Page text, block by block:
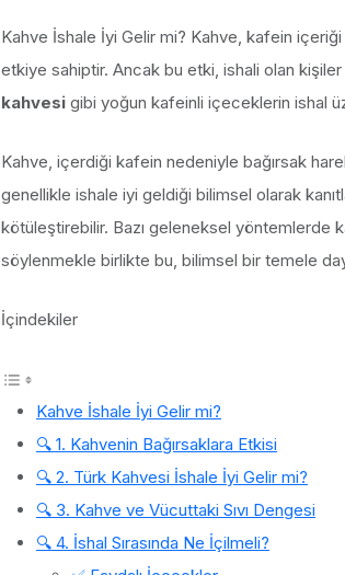
Kahve İshale İyi Gelir mi? Kahve, kafein
etkiye sahiptir. Ancak bu etki, ishali olan kişiler
kahvesi gibi yoğun kafeinli içeceklerin ishal
Kahve, içerdiği kafein nedeniyle bağırsak
genellikle ishale iyi geldiği bilimsel olarak
kötüleştirebilir. Bazı geleneksel yöntemlerde
söylenmekle birlikte bu, bilimsel bir temele
İçindekiler
Kahve İshale İyi Gelir mi?
🔍 1. Kahvenin Bağırsaklara Etkisi
🔍 2. Türk Kahvesi İshale İyi Gelir mi?
🔍 3. Kahve ve Vücuttaki Sıvı Dengesi
🔍 4. İshal Sırasında Ne İçilmeli?